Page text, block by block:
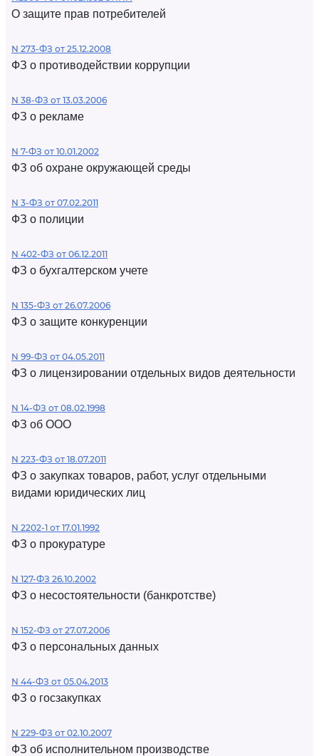
О защите прав потребителей
N 273-ФЗ от 25.12.2008
ФЗ о противодействии коррупции
N 38-ФЗ от 13.03.2006
ФЗ о рекламе
N 7-ФЗ от 10.01.2002
ФЗ об охране окружающей среды
N 3-ФЗ от 07.02.2011
ФЗ о полиции
N 402-ФЗ от 06.12.2011
ФЗ о бухгалтерском учете
N 135-ФЗ от 26.07.2006
ФЗ о защите конкуренции
N 99-ФЗ от 04.05.2011
ФЗ о лицензировании отдельных видов деятельности
N 14-ФЗ от 08.02.1998
ФЗ об ООО
N 223-ФЗ от 18.07.2011
ФЗ о закупках товаров, работ, услуг отдельными
видами юридических лиц
N 2202-1 от 17.01.1992
ФЗ о прокуратуре
N 127-ФЗ 26.10.2002
ФЗ о несостоятельности (банкротстве)
N 152-ФЗ от 27.07.2006
ФЗ о персональных данных
N 44-ФЗ от 05.04.2013
ФЗ о госзакупках
N 229-ФЗ от 02.10.2007
ФЗ об исполнительном производстве